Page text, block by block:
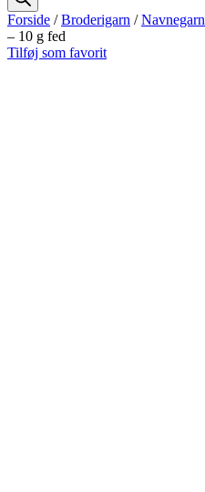
Forside /Broderigarn /Navnegarn
– 10 g fed
Tilføj som favorit